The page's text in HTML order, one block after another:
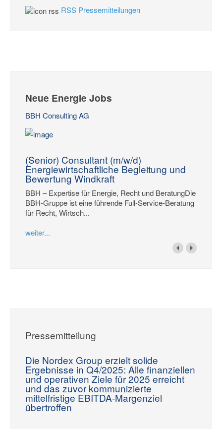
RSS Pressemitteilungen
Neue Energie Jobs
BBH Consulting AG
(Senior) Consultant (m/w/d)
Energiewirtschaftliche Begleitung und
Bewertung Windkraft
BBH – Expertise für Energie, Recht und BeratungDie
BBH-Gruppe ist eine führende Full-Service-Beratung
für Recht, Wirtsch...
weiter...
Pressemitteilung
Die Nordex Group erzielt solide
Ergebnisse in Q4/2025: Alle finanziellen
und operativen Ziele für 2025 erreicht
und das zuvor kommunizierte
mittelfristige EBITDA-Margenziel
übertroffen